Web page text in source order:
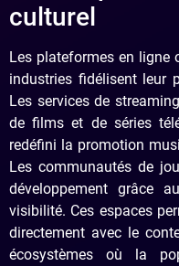
culturel
Les plateformes en ligne
industries fidélisent leur
Les services de
de films et de séries
redéfini la promotion
Les communautés de
développement grâce
visibilité. Ces espaces
directement avec le
écosystèmes où la